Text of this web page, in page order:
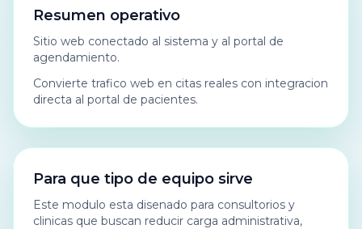
Resumen operativo
Sitio web conectado al sistema y al portal de
agendamiento.
Convierte trafico web en citas reales con integracion
directa al portal de pacientes.
Para que tipo de equipo sirve
Este modulo esta disenado para consultorios y
clinicas que buscan reducir carga administrativa,